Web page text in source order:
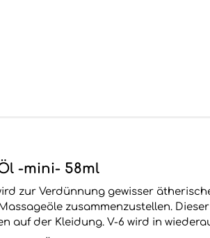
-mini- 58ml
zur Verdünnung gewisser
zusammenzustellen.
auf der Kleidung. V-6 wird in